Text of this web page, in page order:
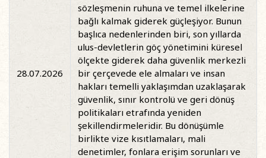
28.07.2026
sözleşmenin ruhuna ve temel ilkelerine
bağlı kalmak giderek güçleşiyor. Bunun
başlıca nedenlerinden biri, son yıllarda
ulus-devletlerin göç yönetimini küresel
ölçekte giderek daha güvenlik merkezli
bir çerçevede ele almaları ve insan
hakları temelli yaklaşımdan uzaklaşarak
güvenlik, sınır kontrolü ve geri dönüş
politikaları etrafında yeniden
şekillendirmeleridir. Bu dönüşümle
birlikte vize kısıtlamaları, mali
denetimler, fonlara erişim sorunları ve